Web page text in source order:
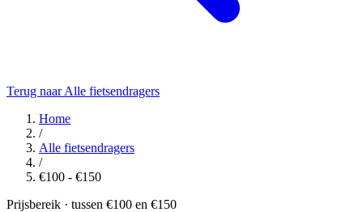
Terug naar Alle fietsendragers
Home
/
Alle fietsendragers
/
€100 - €150
Prijsbereik · tussen €100 en €150